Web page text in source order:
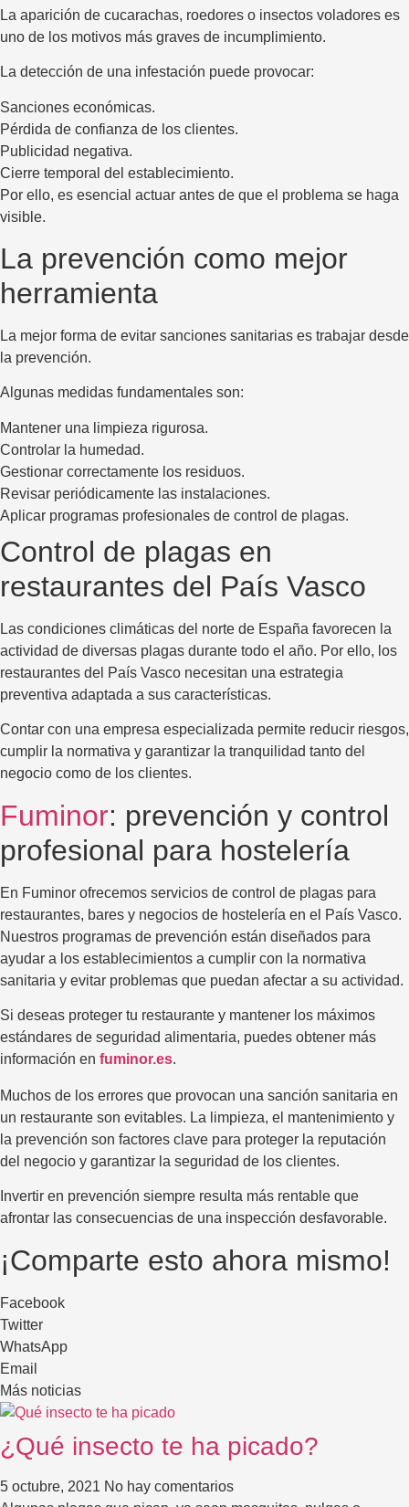
La aparición de cucarachas, roedores o insectos voladores es
uno de los motivos más graves de incumplimiento.
La detección de una infestación puede provocar:
Sanciones económicas.
Pérdida de confianza de los clientes.
Publicidad negativa.
Cierre temporal del establecimiento.
Por ello, es esencial actuar antes de que el problema se haga
visible.
La prevención como mejor
herramienta
La mejor forma de evitar sanciones sanitarias es trabajar desde
la prevención.
Algunas medidas fundamentales son:
Mantener una limpieza rigurosa.
Controlar la humedad.
Gestionar correctamente los residuos.
Revisar periódicamente las instalaciones.
Aplicar programas profesionales de control de plagas.
Control de plagas en
restaurantes del País Vasco
Las condiciones climáticas del norte de España favorecen la
actividad de diversas plagas durante todo el año. Por ello, los
restaurantes del País Vasco necesitan una estrategia
preventiva adaptada a sus características.
Contar con una empresa especializada permite reducir riesgos,
cumplir la normativa y garantizar la tranquilidad tanto del
negocio como de los clientes.
Fuminor: prevención y control
profesional para hostelería
En Fuminor ofrecemos servicios de control de plagas para
restaurantes, bares y negocios de hostelería en el País Vasco.
Nuestros programas de prevención están diseñados para
ayudar a los establecimientos a cumplir con la normativa
sanitaria y evitar problemas que puedan afectar a su actividad.
Si deseas proteger tu restaurante y mantener los máximos
estándares de seguridad alimentaria, puedes obtener más
información en fuminor.es.
Muchos de los errores que provocan una sanción sanitaria en
un restaurante son evitables. La limpieza, el mantenimiento y
la prevención son factores clave para proteger la reputación
del negocio y garantizar la seguridad de los clientes.
Invertir en prevención siempre resulta más rentable que
afrontar las consecuencias de una inspección desfavorable.
¡Comparte esto ahora mismo!
Facebook
Twitter
WhatsApp
Email
Más noticias
¿Qué insecto te ha picado?
5 octubre, 2021 No hay comentarios